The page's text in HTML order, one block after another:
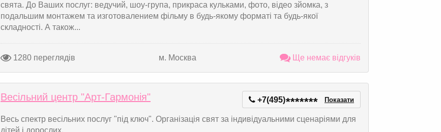
свята. До Ваших послуг: ведучий, шоу-група, прикраса кульками, фото, відео зйомка, з
подальшим монтажем та изготовалением фільму в будь-якому форматі та будь-якої
складності. А також...
1280 переглядів м. Москва Ще немає відгуків
Весільний центр "Арт-Гармонія" +7(495)******* Показати
Весь спектр весільних послуг "під ключ". Організація свят за індивідуальними сценаріями для
дітей і дорослих.